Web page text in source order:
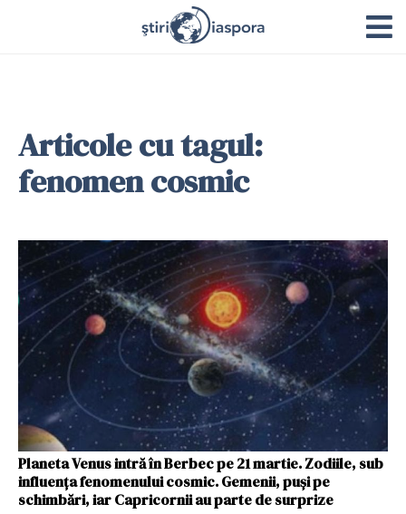
Articole cu tagul:
fenomen cosmic
Planeta Venus intră în Berbec pe 21 martie. Zodiile, sub
influența fenomenului cosmic. Gemenii, puși pe
schimbări, iar Capricornii au parte de surprize